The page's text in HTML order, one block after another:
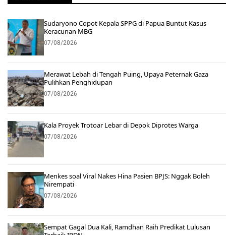
Sudaryono Copot Kepala SPPG di Papua Buntut Kasus
Keracunan MBG
07/08/2026
Merawat Lebah di Tengah Puing, Upaya Peternak Gaza
Pulihkan Penghidupan
07/08/2026
Kala Proyek Trotoar Lebar di Depok Diprotes Warga
07/08/2026
Menkes soal Viral Nakes Hina Pasien BPJS: Nggak Boleh
Nirempati
07/08/2026
Sempat Gagal Dua Kali, Ramdhan Raih Predikat Lulusan